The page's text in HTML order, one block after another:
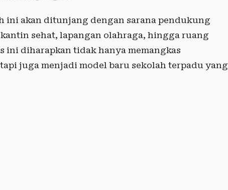
ini akan ditunjang dengan sarana pendukung
sehat, lapangan olahraga, hingga ruang
diharapkan tidak hanya memangkas
juga menjadi model baru sekolah terpadu yang